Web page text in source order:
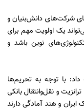
شرکت‌های دانش‌بنیان و
یک اولویت مهم برای
نوین باشد و
با توجه به تحریم‌ها
و نقل‌وانتقال بانکی
ایران و هند آمادگی دارند